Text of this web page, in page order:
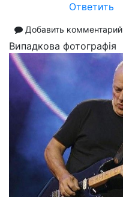
Ответить
Добавить комментарий
Випадкова фотографія